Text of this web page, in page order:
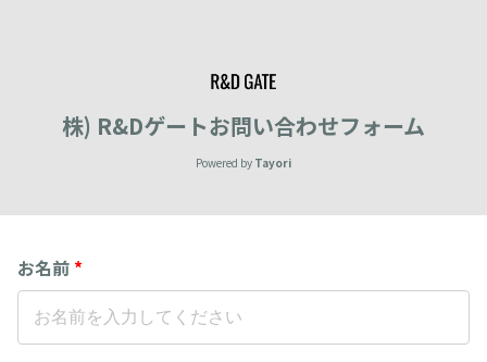
株) R&Dゲートお問い合わせフォーム
Powered by Tayori
お名前 *